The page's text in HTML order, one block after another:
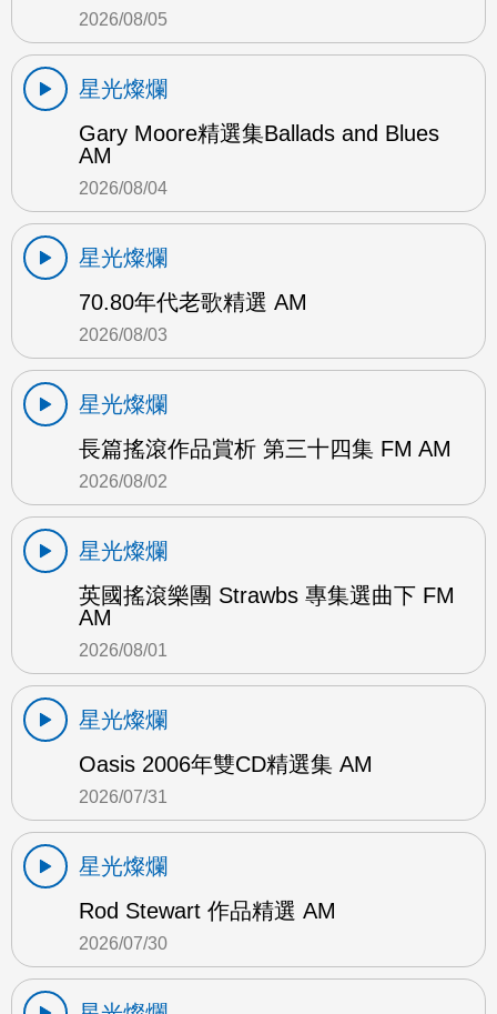
2026/08/05
星光燦爛
Gary Moore精選集Ballads and Blues
AM
2026/08/04
星光燦爛
70.80年代老歌精選 AM
2026/08/03
星光燦爛
長篇搖滾作品賞析 第三十四集 FM AM
2026/08/02
星光燦爛
英國搖滾樂團 Strawbs 專集選曲下 FM
AM
2026/08/01
星光燦爛
Oasis 2006年雙CD精選集 AM
2026/07/31
星光燦爛
Rod Stewart 作品精選 AM
2026/07/30